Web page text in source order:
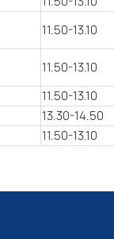
11.50-13.10
11.50-13.10
11.50-13.10
13.30-14.50
11.50-13.10